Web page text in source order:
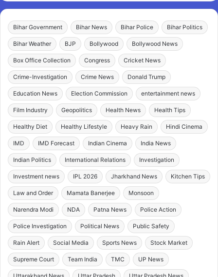
Bihar Government Bihar News Bihar Police Bihar Politics
Bihar Weather BJP Bollywood Bollywood News
Box Office Collection Congress Cricket News
Crime-Investigation Crime News Donald Trump
Education News Election Commission entertainment news
Film Industry Geopolitics Health News Health Tips
Healthy Diet Healthy Lifestyle Heavy Rain Hindi Cinema
IMD IMD Forecast Indian Cinema India News
Indian Politics International Relations Investigation
Investment news IPL 2026 Jharkhand News Kitchen Tips
Law and Order Mamata Banerjee Monsoon
Narendra Modi NDA Patna News Police Action
Police Investigation Political News Public Safety
Rain Alert Social Media Sports News Stock Market
Supreme Court Team India TMC UP News
Uttarakhand News Uttar Pradesh Uttar Pradesh News